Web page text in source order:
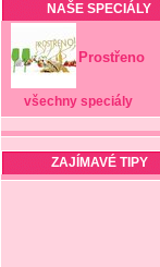
NAŠE SPECIÁLY
Prostřeno
všechny speciály
ZAJÍMAVÉ TIPY